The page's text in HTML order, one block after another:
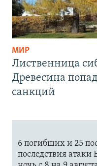
МИР
Лиственница
Древесина
санкций